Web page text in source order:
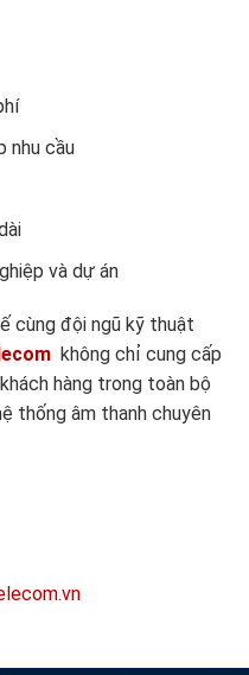
nhu cầu
và dự án
cùng đội ngũ kỹ thuật
không chỉ cung cấp
hàng trong toàn bộ
thống âm thanh chuyên